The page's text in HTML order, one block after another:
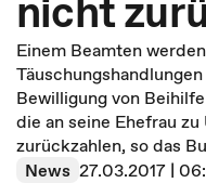
Einem Beamten
Bewilligung von
die an seine Ehefrau
zurückzahlen, so das
News 27.03.2017 |